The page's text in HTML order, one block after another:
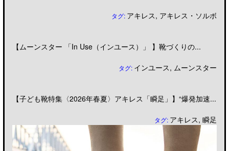
タグ: アキレス, アキレス・ソルボ
【ムーンスター 「In Use（インユース）」 】靴づくりの...
タグ: インユース, ムーンスター
【子ども靴特集〈2026年春夏〉アキレス「瞬足」】“爆発加速...
タグ: アキレス,瞬足